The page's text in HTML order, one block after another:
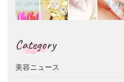
Category
美容ニュース